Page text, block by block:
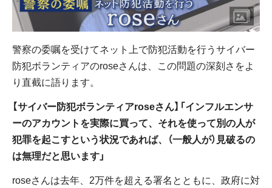
警察の委嘱を受けてネット上で防犯活動を行うサイバー
防犯ボランティアのroseさんは、この問題の深刻さをよ
り直截に語ります。
【サイバー防犯ボランティアroseさん】「インフルエンサ
ーのアカウントを実際に買って、それを使って別の人が
犯罪を起こすという状況であれば、（一般人が）見破るの
は無理だと思います」
roseさんは去年、2万件を超える署名とともに、政府に対